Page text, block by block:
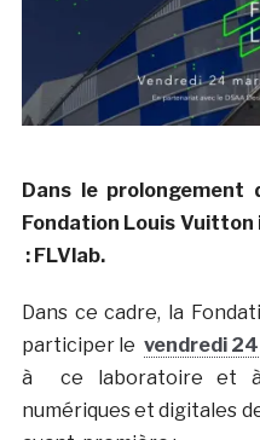
Dans le
Fondation Louis
: FLVlab.
Dans ce cadre, la
participer le vendredi
à ce laboratoire et
numériques et digitales